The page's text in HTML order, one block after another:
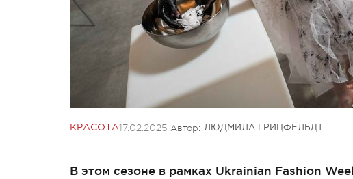
КРАСОТА17.02.2025 Автор: ЛЮДМИЛА ГРИЦФЕЛЬДТ
В этом сезоне в рамках Ukrainian Fashion